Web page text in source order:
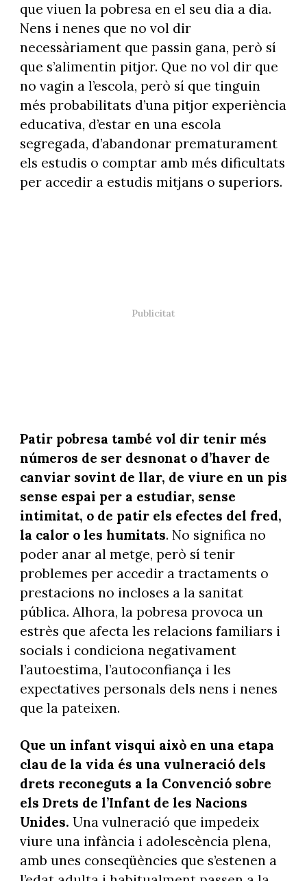
que viuen la pobresa en el seu dia a dia.
Nens i nenes que no vol dir
necessàriament que passin gana, però sí
que s’alimentin pitjor. Que no vol dir que
no vagin a l’escola, però sí que tinguin
més probabilitats d’una pitjor experiència
educativa, d’estar en una escola
segregada, d’abandonar prematurament
els estudis o comptar amb més dificultats
per accedir a estudis mitjans o superiors.
Patir pobresa també vol dir tenir més
números de ser desnonat o d’haver de
canviar sovint de llar, de viure en un pis
sense espai per a estudiar, sense
intimitat, o de patir els efectes del fred,
la calor o les humitats. No significa no
poder anar al metge, però sí tenir
problemes per accedir a tractaments o
prestacions no incloses a la sanitat
pública. Alhora, la pobresa provoca un
estrès que afecta les relacions familiars i
socials i condiciona negativament
l’autoestima, l’autoconfiança i les
expectatives personals dels nens i nenes
que la pateixen.
Que un infant visqui això en una etapa
clau de la vida és una vulneració dels
drets reconeguts a la Convenció sobre
els Drets de l’Infant de les Nacions
Unides. Una vulneració que impedeix
viure una infància i adolescència plena,
amb unes conseqüències que s’estenen a